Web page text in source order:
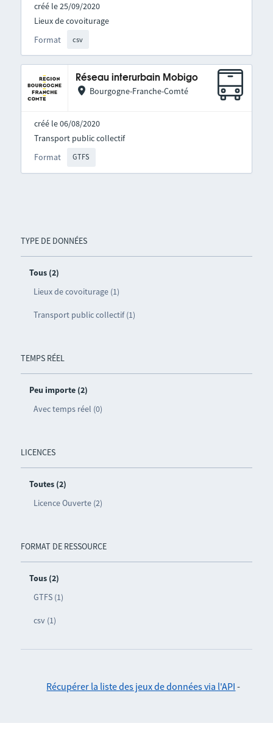
TYPE DE DONNÉES
Tous (2)
Lieux de covoiturage (1)
Transport public collectif (1)
TEMPS RÉEL
Peu importe (2)
Avec temps réel (0)
LICENCES
Toutes (2)
Licence Ouverte (2)
FORMAT DE RESSOURCE
Tous (2)
GTFS (1)
csv (1)
créé le 25/09/2020
Format csv
Lieux de covoiturage
Réseau interurbain Mobigo
Bourgogne-Franche-Comté
créé le 06/08/2020
Format GTFS
Transport public collectif
Récupérer la liste des jeux de données via l'API -